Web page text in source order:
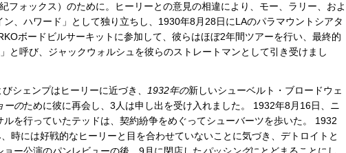
フォックス）のために。ヒーリーとの意見の相違により、モー、ラリー、およ
、ハワード」として独り立ちし、1930年8月28日にLAのパラマウントシアタ
ボードビルサーキットに参加して、彼らはほぼ2年間ツアーを行い、最終的
と呼び、ジャックウォルシュを彼らのストレートマンとして引き受けまし
シェンプはヒーリーに近づき 、1932年の新しいシューベルト・ブロードウェ
ーのために彼に再会し、3人は申し出を受け入れました。 1932年8月16日、ニ
ルを行っていたテッドは、契約紛争をめぐってシューバーツを歩いた。 1932
時には好戦的なヒーリーと目を合わせていないことに気づき、デトロイトと